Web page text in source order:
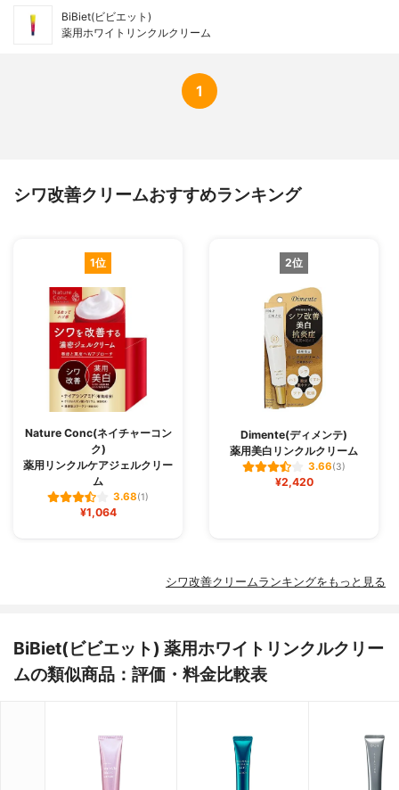
BiBiet(ビビエット)
薬用ホワイトリンクルクリーム
1
シワ改善クリームおすすめランキング
1位
Nature Conc(ネイチャーコン
ク)
薬用リンクルケアジェルクリー
ム
3.68(1)
¥1,064
2位
Dimente(ディメンテ)
薬用美白リンクルクリーム
3.66(3)
¥2,420
シワ改善クリームランキングをもっと見る
BiBiet(ビビエット) 薬用ホワイトリンクルクリー
ムの類似商品：評価・料金比較表